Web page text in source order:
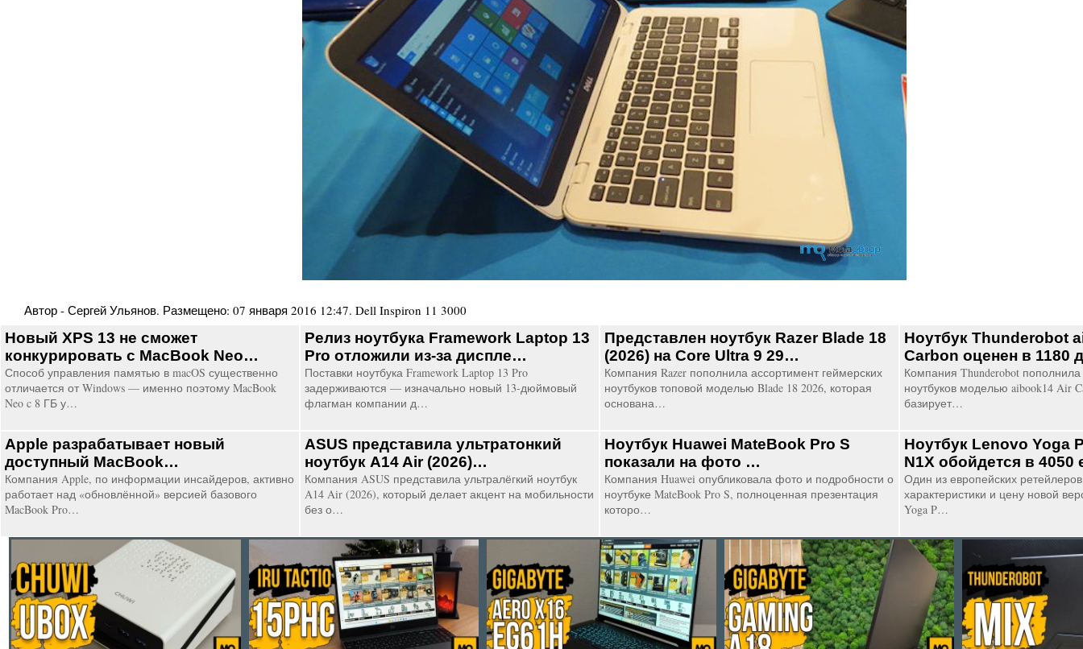
Автор - Сергей Ульянов. Размещено: 07 января 2016 12:47. Dell Inspiron 11 3000
Новый XPS 13 не сможет
конкурировать с MacBook Neo…
Способ управления памятью в macOS существенно
отличается от Windows — именно поэтому MacBook
Neo c 8 ГБ у…
Релиз ноутбука Framework Laptop 13
Pro отложили из-за диспле…
Поставки ноутбука Framework Laptop 13 Pro
задерживаются — изначально новый 13-дюймовый
флагман компании д…
Представлен ноутбук Razer Blade 18
(2026) на Core Ultra 9 29…
Компания Razer пополнила ассортимент геймерских
ноутбуков топовой моделью Blade 18 2026, которая
основана…
Ноутбук Thunderobot
Carbon оценен в 1180
Компания Thunderobot
ноутбуков моделью aibook14 Air
базирует…
Apple разрабатывает новый
доступный MacBook…
Компания Apple, по информации инсайдеров, активно
работает над «обновлённой» версией базового
MacBook Pro…
ASUS представила ультратонкий
ноутбук A14 Air (2026)…
Компания ASUS представила ультралёгкий ноутбук
A14 Air (2026), который делает акцент на мобильности
без о…
Ноутбук Huawei MateBook Pro S
показали на фото …
Компания Huawei опубликовала фото и подробности о
ноутбуке MateBook Pro S, полноценная презентация
которо…
Ноутбук Lenovo Yoga
N1X обойдется в
Один из европейских
характеристики и цену новой
Yoga P…